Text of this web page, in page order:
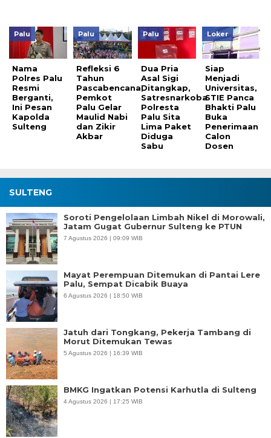
Palu
Nama
Polres Palu
Resmi
Berganti,
Ini Pesan
Kapolda
Sulteng
Palu
Refleksi 6
Tahun
Pascabencana,
Pemkot
Palu Gelar
Maulid Nabi
dan Zikir
Akbar
Palu
Dua Pria
Asal Sigi
Ditangkap,
Satresnarkoba
Polresta
Palu Sita
Lima Paket
Diduga
Sabu
Loker
Siap
Menjadi
Universitas,
STIE Panca
Bhakti Palu
Buka
Penerimaan
Calon
Dosen
SULTENG
Soroti Pengelolaan Limbah Nikel di Morowali,
Jatam Gugat Gubernur Sulteng ke PTUN
7 Agustus 2026 | 09:09 WIB
Mayat Perempuan Ditemukan di Pantai Lere
Palu, Sempat Dicabik Buaya
6 Agustus 2026 | 18:50 WIB
Jatuh dari Tongkang, Pekerja Tambang di
Morut Ditemukan Tewas
5 Agustus 2026 | 16:39 WIB
BMKG Ingatkan Potensi Karhutla di Sulteng
4 Agustus 2026 | 17:25 WIB